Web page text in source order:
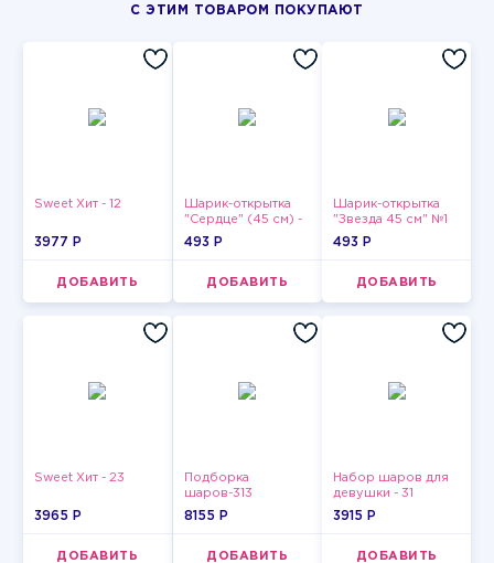
С ЭТИМ ТОВАРОМ ПОКУПАЮТ
Sweet Хит - 12
3977 P
ДОБАВИТЬ
Шарик-открытка
"Сердце" (45 см) -
2
493 P
ДОБАВИТЬ
Шарик-открытка
"Звезда 45 см" №1
493 P
ДОБАВИТЬ
Sweet Хит - 23
3965 P
ДОБАВИТЬ
Подборка
шаров-313
8155 P
ДОБАВИТЬ
Набор шаров для
девушки - 31
3915 P
ДОБАВИТЬ